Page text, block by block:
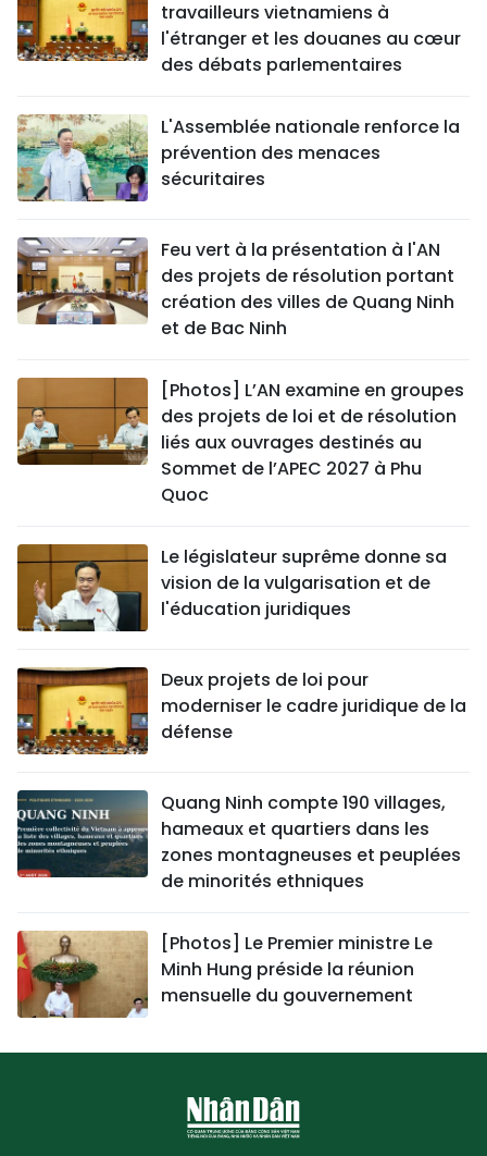
travailleurs vietnamiens à
l'étranger et les douanes au cœur
des débats parlementaires
L'Assemblée nationale renforce la
prévention des menaces
sécuritaires
Feu vert à la présentation à l'AN
des projets de résolution portant
création des villes de Quang Ninh
et de Bac Ninh
[Photos] L’AN examine en groupes
des projets de loi et de résolution
liés aux ouvrages destinés au
Sommet de l’APEC 2027 à Phu
Quoc
Le législateur suprême donne sa
vision de la vulgarisation et de
l'éducation juridiques
Deux projets de loi pour
moderniser le cadre juridique de la
défense
Quang Ninh compte 190 villages,
hameaux et quartiers dans les
zones montagneuses et peuplées
de minorités ethniques
[Photos] Le Premier ministre Le
Minh Hung préside la réunion
mensuelle du gouvernement